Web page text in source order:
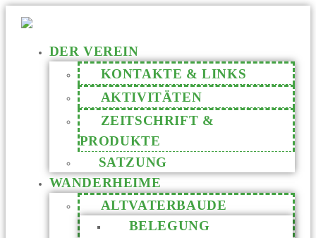
DER VEREIN
KONTAKTE & LINKS
AKTIVITÄTEN
ZEITSCHRIFT &
PRODUKTE
SATZUNG
WANDERHEIME
ALTVATERBAUDE
BELEGUNG